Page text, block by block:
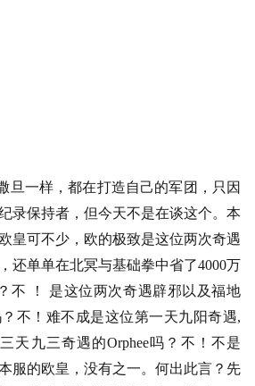
旦一样，都在打造自己的军团，只因
录保持者，但今天不是在谈这个。本
皇可不少，欧的极致是这位两次奇遇
还单单在北冥与基础拳中省了4000万
不 ！ 是这位两次奇遇辟邪以及福地
不！难不成是这位第一天九阳奇遇,
天九三奇遇的Orphee吗？不！不是
的欧皇，没有之一。何出此言？先